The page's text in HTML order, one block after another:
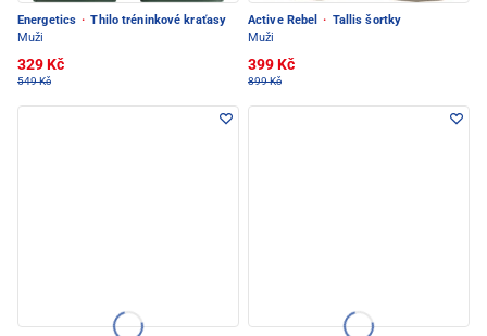
Energetics · Thilo tréninkové kraťasy
Muži
329 Kč
549 Kč
Active Rebel · Tallis šortky
Muži
399 Kč
899 Kč